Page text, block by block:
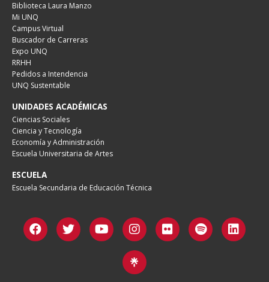
Biblioteca Laura Manzo
Mi UNQ
Campus Virtual
Buscador de Carreras
Expo UNQ
RRHH
Pedidos a Intendencia
UNQ Sustentable
UNIDADES ACADÉMICAS
Ciencias Sociales
Ciencia y Tecnología
Economía y Administración
Escuela Universitaria de Artes
ESCUELA
Escuela Secundaria de Educación Técnica